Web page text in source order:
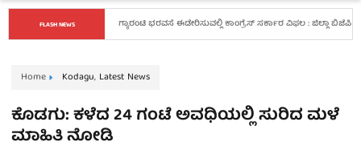
FLASH NEWS
ವಿವಿಧ ಅಂಗನವಾಡಿಗಳಲ್ಲಿ ಅರಿವು ಕಾರ್ಯಕ್ರಮ – ನಿವೃತ್ತರಾದ
ಕಾರ್ಯಕರ್ತೆ, ಸಹಾಯಕಿಯರಿಗೆ ಬೀಳ್ಕೊಡುಗೆ
Home Kodagu, Latest News
ಕೊಡಗು: ಕಳೆದ 24 ಗಂಟೆ ಅವಧಿಯಲ್ಲಿ ಸುರಿದ ಮಳೆ